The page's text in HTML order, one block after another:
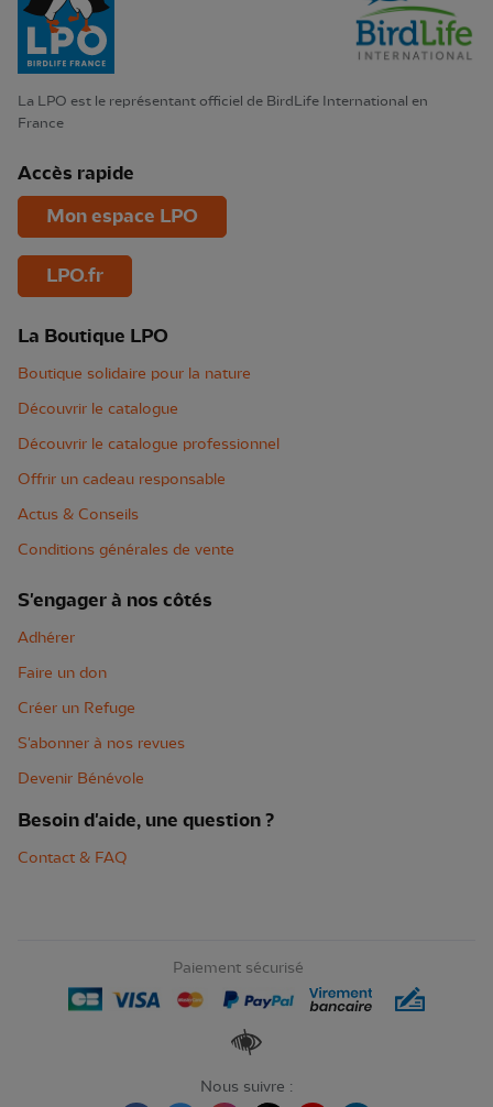
La LPO est le représentant officiel de BirdLife International en
France
Accès rapide
Mon espace LPO
LPO.fr
La Boutique LPO
Boutique solidaire pour la nature
Découvrir le catalogue
Découvrir le catalogue professionnel
Offrir un cadeau responsable
Actus & Conseils
Conditions générales de vente
S'engager à nos côtés
Adhérer
Faire un don
Créer un Refuge
S'abonner à nos revues
Devenir Bénévole
Besoin d'aide, une question ?
Contact & FAQ
Paiement sécurisé
Renforcer les contrastes
Nous suivre :